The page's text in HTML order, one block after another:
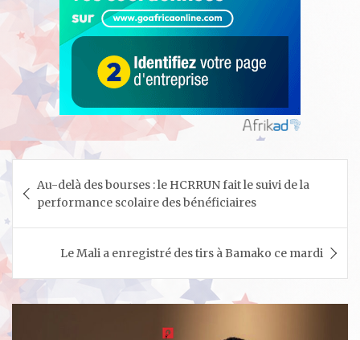
de
l’article
Au-delà des bourses : le HCRRUN fait le suivi de la
performance scolaire des bénéficiaires
Le Mali a enregistré des tirs à Bamako ce mardi